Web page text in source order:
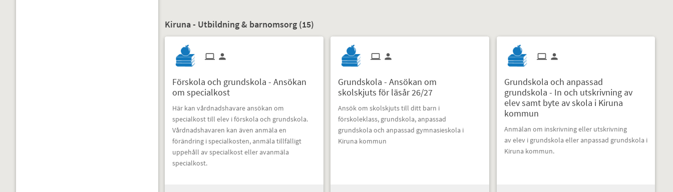
Kiruna - Utbildning & barnomsorg (15)
Förskola och grundskola - Ansökan
om specialkost
Här kan vårdnadshavare ansökan om
specialkost till elev i förskola och grundskola.
Vårdnadshavaren kan även anmäla en
förändring i specialkosten, anmäla tillfälligt
uppehåll av specialkost eller avanmäla
specialkost.
Grundskola - Ansökan om
skolskjuts för läsår 26/27
Ansök om skolskjuts till ditt barn i
förskoleklass, grundskola, anpassad
grundskola och anpassad gymnasieskola i
Kiruna kommun
Grundskola och anpassad
grundskola - In och utskrivning av
elev samt byte av skola i Kiruna
kommun
Anmälan om inskrivning eller utskrivning
av elev i grundskola eller anpassad grundskola i
Kiruna kommun.